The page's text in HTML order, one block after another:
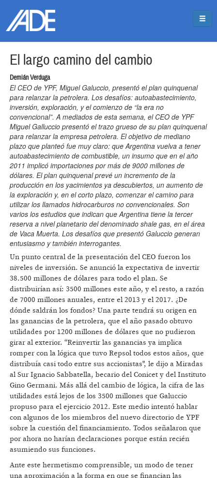
El largo camino del cambio
Demián Verduga
El CEO de YPF, Miguel Galuccio, presentó el plan quinquenal
para relanzar la petrolera. Los desafíos: autoabastecimiento,
inversión, exploración, y el comienzo de “la era no
convencional”. A mediados de esta semana, el CEO de YPF
Miguel Galluccio presentó el trazo grueso de su plan quinquenal
para relanzar la empresa petrolera. El objetivo de mediano
plazo que planteó fue muy claro: que Argentina vuelva a tener
autoabastecimiento de combustible, un insumo que en el año
2011 implicó importaciones por más de 9000 millones de
dólares. El plan quinquenal prevé un incremento de la
producción en los yacimientos ya descubiertos, un aumento de
la exploración y, en el corto plazo, comenzar el camino para
utilizar los llamados hidrocarburos no convencionales. Son
varios los estudios que indican que Argentina tiene la tercer
reserva a nivel planetario del denominado shale gas, en el área
de Vaca Muerta. Los desafíos que presentó Galuccio generan
entusiasmo y también interrogantes.
Un punto central de la presentación del CEO fueron los
niveles de inversión. Se anunció la expectativa de invertir
38.500 millones de dólares para todo el plan. Se
distribuirían así: 3500 millones este año, y el resto, a razón
de 7000 millones anuales, entre el 2013 y el 2017. ¿De
dónde saldrán los fondos? Una parte tendrá su origen en
las ganancias de la petrolera, que el año pasado obtuvo
utilidades por 1200 millones de dólares que no pudieron
girar al exterior. “Reinvertir las ganancias ya implica
romper con la lógica que tuvo Repsol todos estos años, que
distribuía casi todo entre sus accionistas", le dijo a Miradas
al Sur Ignacio Sabbatella, becario del Conicet y del Instituto
Gino Germani. Más allá del cambio de lógica, la cifra de las
utilidades está lejos de los 3500 millones que Galuccio
propuso para el ejercicio 2012. Este medio intentó hablar
con algunos de los miembros del nuevo directorio de YPF
sobre la cuestión del financiamiento. Todos señalaron que
por ahora no harían declaraciones porque están recién
asumiendo sus funciones.
Ante este hermetismo comprensible, un modo de tener
una aproximación a la forma en que se financian las